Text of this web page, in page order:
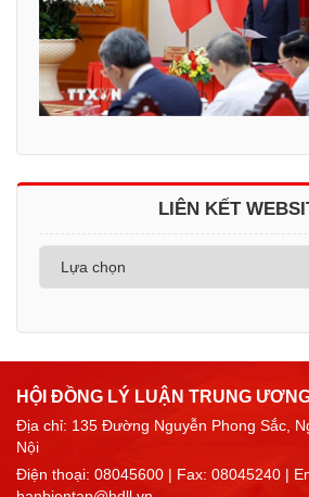
LIÊN KẾT
HỘI ĐỒNG LÝ LUẬN TRUNG
Địa chỉ: 135 Đường Nguyễn Phong Sắc,
Nội
Điện thoại: 08045600 | Fax: 08045240 |